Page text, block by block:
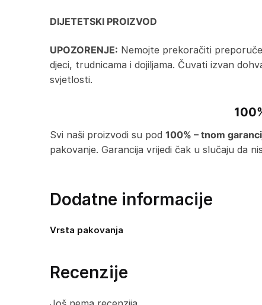
DIJETETSKI PROIZVOD
UPOZORENJE: Nemojte prekoračiti
djeci, trudnicama i dojiljama. Čuvati izvan
svjetlosti.
Svi naši proizvodi su pod 100% – tnom
pakovanje. Garancija vrijedi čak u slučaju da
Dodatne informacije
Vrsta pakovanja
Recenzije